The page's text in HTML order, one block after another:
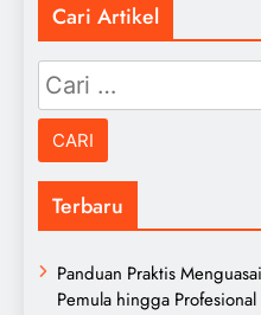
Cari Artikel
Cari
untuk:
Terbaru
Panduan Praktis
Pemula hingga Profesional